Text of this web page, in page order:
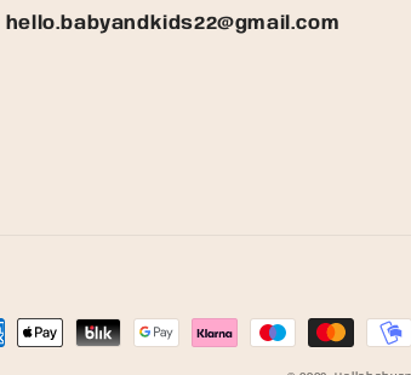
hello.babyandkids22@gmail.com